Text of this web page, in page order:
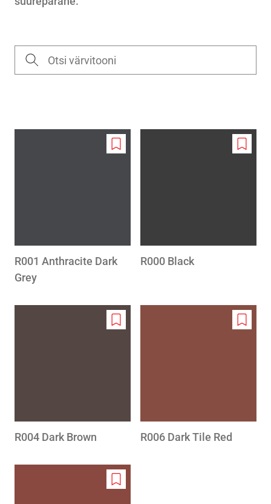
Add
R001 Anthracite Dark
Grey
Add
R000 Black
Add
R004 Dark Brown
Add
R006 Dark Tile Red
Add